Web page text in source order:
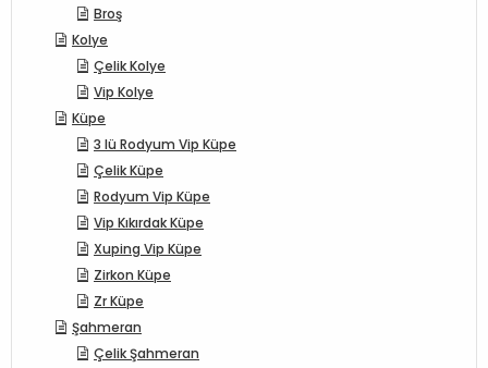
Broş
Kolye
Çelik Kolye
Vip Kolye
Küpe
3 lü Rodyum Vip Küpe
Çelik Küpe
Rodyum Vip Küpe
Vip Kıkırdak Küpe
Xuping Vip Küpe
Zirkon Küpe
Zr Küpe
Şahmeran
Çelik Şahmeran